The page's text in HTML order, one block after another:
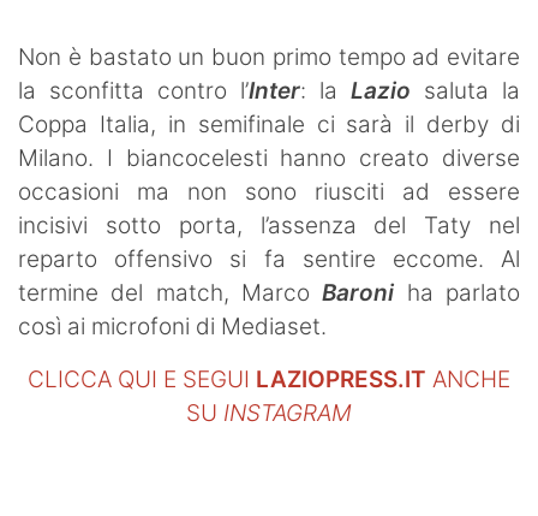
Non è bastato un buon primo tempo ad evitare
la sconfitta contro l’Inter: la Lazio saluta la
Coppa Italia, in semifinale ci sarà il derby di
Milano. I biancocelesti hanno creato diverse
occasioni ma non sono riusciti ad essere
incisivi sotto porta, l’assenza del Taty nel
reparto offensivo si fa sentire eccome. Al
termine del match, MarcoBaroni ha parlato
così ai microfoni di Mediaset.
CLICCA QUI E SEGUI LAZIOPRESS.IT ANCHE
SU INSTAGRAM